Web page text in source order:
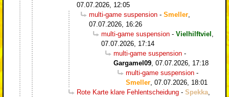
07.07.2026, 12:05
multi-game suspension - Smeller
07.07.2026, 16:26
multi-game suspension - Vielhilftviel
07.07.2026, 17:14
multi-game suspension -
Gargamel09 07.07.2026, 17:18
multi-game suspension -
Smeller 07.07.2026, 18:01
Rote Karte klare Fehlentscheidung - Spekka